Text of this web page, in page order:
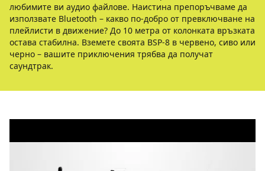
любимите ви аудио файлове. Наистина препоръчваме да
използвате Bluetooth – какво по-добро от превключване на
плейлисти в движение? До 10 метра от колонката връзката
остава стабилна. Вземете своята BSP-8 в червено, сиво или
черно – вашите приключения трябва да получат
саундтрак.